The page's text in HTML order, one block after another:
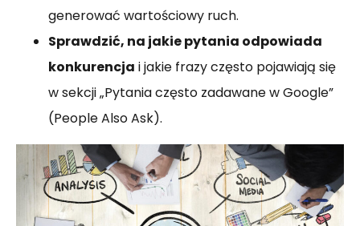
generować wartościowy ruch.
Sprawdzić, na jakie pytania odpowiada
konkurencja i jakie frazy często pojawiają się
w sekcji „Pytania często zadawane w Google”
(People Also Ask).